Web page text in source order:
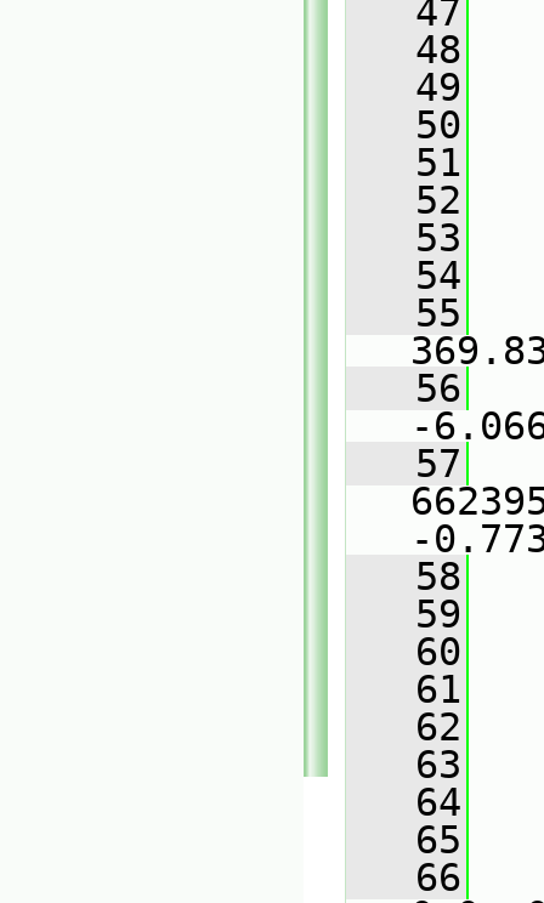
   47
   48
   49
   50
   51
   52
   53
   54
   55
   56
-
   57
-
   58
   59
   60
   61
   62
   63
   64
   65
   66